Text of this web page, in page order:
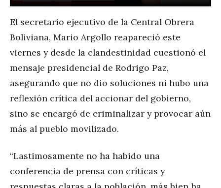
El secretario ejecutivo de la Central Obrera
Boliviana, Mario Argollo reapareció este
viernes y desde la clandestinidad cuestionó el
mensaje presidencial de Rodrigo Paz,
asegurando que no dio soluciones ni hubo una
reflexión crítica del accionar del gobierno,
sino se encargó de criminalizar y provocar aún
más al pueblo movilizado.
“Lastimosamente no ha habido una
conferencia de prensa con críticas y